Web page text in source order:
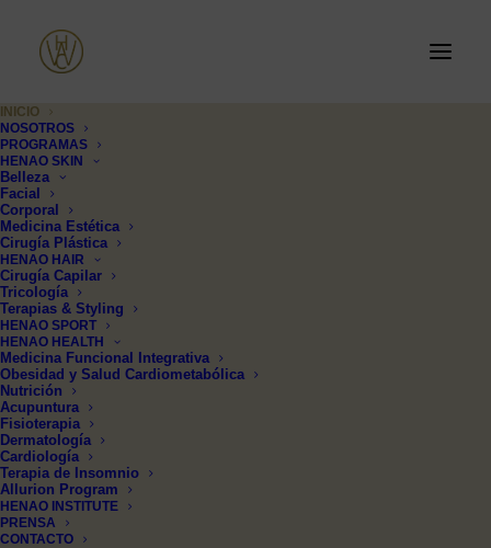
INICIO
NOSOTROS
PROGRAMAS
HENAO SKIN
Belleza
Facial
Corporal
Medicina Estética
Cirugía Plástica
HENAO HAIR
Cirugía Capilar
Tricología
Terapias & Styling
HENAO SPORT
HENAO HEALTH
Medicina Funcional Integrativa
Obesidad y Salud Cardiometabólica
Nutrición
Acupuntura
Fisioterapia
Dermatología
Cardiología
Terapia de Insomnio
Allurion Program
HENAO INSTITUTE
PRENSA
CONTACTO
TU BIENESTAR EMPIEZA AQUÍ, TU BIENESTAR COMIENZA EN HWC.